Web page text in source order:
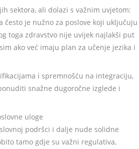
sektora, ali dolazi s važnim uvjetom:
često je nužno za poslove koji uključuju
toga zdravstvo nije uvijek najlakši put
ako već imaju plan za učenje jezika i
i spremnošću na integraciju,
snažne dugoročne izglede i
uloge
podršci i dalje nude solidne
tamo gdje su važni regulativa,